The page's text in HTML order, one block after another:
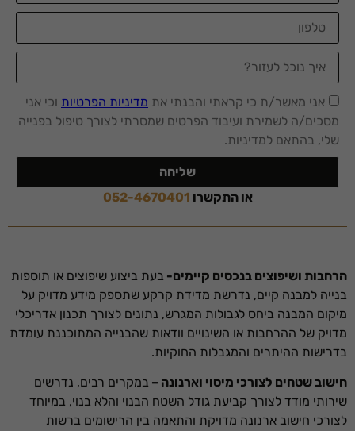
אני מאשר/ת כי קראתי והבנתי את מדיניות הפרטיות וכי אני
מסכים/ה לשמירת ועיבוד הפרטים שמסרתי לצורך טיפול בפנייה
שלי, בהתאם למדיניות.
שליחה
או התקשרו 052-4670401
הרחבות ושיפוצים בנכסים קיימים- בעת ביצוע שיפוצים או תוספות
בנייה למבנה קיים, נדרשת מדידת קרקע שתספק מידע מדויק על
מיקום המבנה ביחס לגבולות המגרש, נתונים לצורך תכנון אדריכלי
מדויק של ההרחבות או השינויים וודאות שהבנייה המתוכננת עומדת
בדרישות ההיתרים והמגבלות החוקיות.
חישוב שטחים לצורכי מיסוי וארנונה – במקרים רבים, נדרשים
שירותי מודד לצורך קביעת גודל השטח הבנוי והלא בנוי, במיוחד
לצורכי חישוב ארנונה מדויקת והתאמה בין הרישומים ברשות